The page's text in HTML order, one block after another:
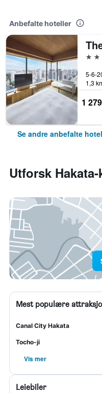
Anbefalte hoteller
4
1,3
1
Se andre anbefalte
Utforsk
Mest populære
Canal City Hakata
Tocho-ji
Vis mer
Leiebiler